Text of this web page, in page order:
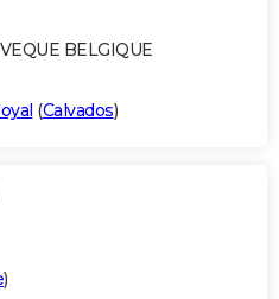
BELGIQUE
(Calvados)
)